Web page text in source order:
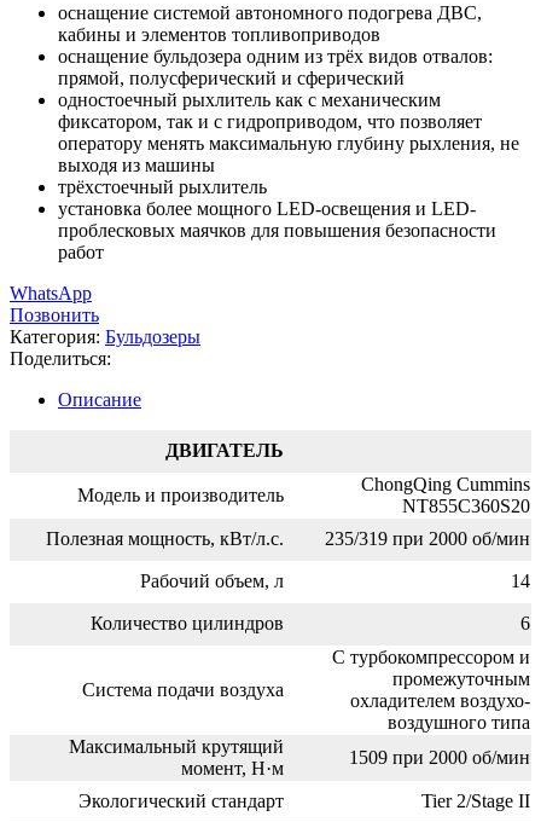
оснащение системой автономного подогрева ДВС,
кабины и элементов топливоприводов
оснащение бульдозера одним из трёх видов отвалов:
прямой, полусферический и сферический
одностоечный рыхлитель как с механическим
фиксатором, так и с гидроприводом, что позволяет
оператору менять максимальную глубину рыхления, не
выходя из машины
трёхстоечный рыхлитель
установка более мощного LED-освещения и LED-
проблесковых маячков для повышения безопасности
работ
WhatsApp
Позвонить
Категория: Бульдозеры
Поделиться:
Описание
ДВИГАТЕЛЬ
Модель и производитель
ChongQing Cummins
NT855C360S20
Полезная мощность, кВт/л.с.
235/319 при 2000 об/мин
Рабочий объем, л 14
Количество цилиндров 6
Система подачи воздуха
С турбокомпрессором и
промежуточным
охладителем воздухо-
воздушного типа
Максимальный крутящий
момент, Н·м
1509 при 2000 об/мин
Экологический стандарт
Tier 2/Stage II